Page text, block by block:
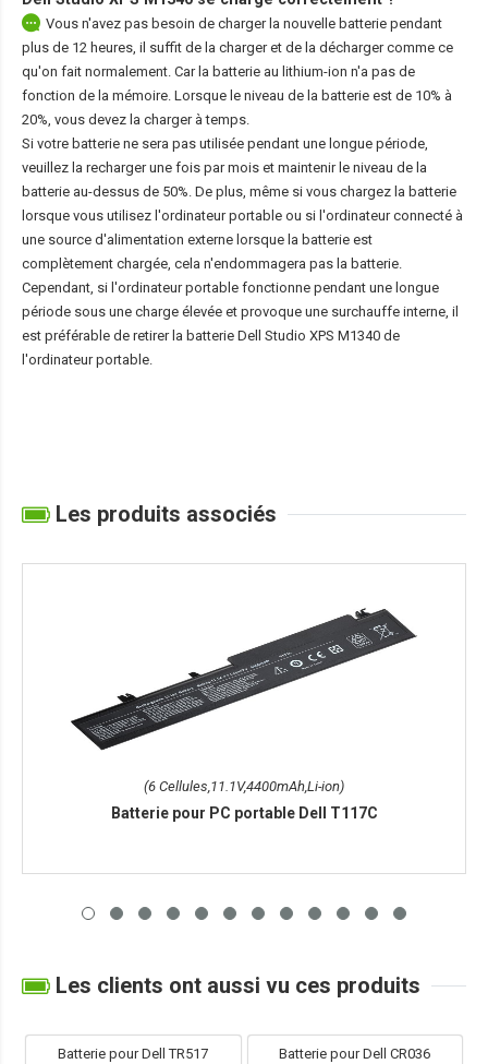
Vous n'avez pas besoin de charger la nouvelle batterie pendant
plus de 12 heures, il suffit de la charger et de la décharger comme ce
qu'on fait normalement. Car la batterie au lithium-ion n'a pas de
fonction de la mémoire. Lorsque le niveau de la batterie est de 10% à
20%, vous devez la charger à temps.
Si votre batterie ne sera pas utilisée pendant une longue période,
veuillez la recharger une fois par mois et maintenir le niveau de la
batterie au-dessus de 50%. De plus, même si vous chargez la batterie
lorsque vous utilisez l'ordinateur portable ou si l'ordinateur connecté à
une source d'alimentation externe lorsque la batterie est
complètement chargée, cela n'endommagera pas la batterie.
Cependant, si l'ordinateur portable fonctionne pendant une longue
période sous une charge élevée et provoque une surchauffe interne, il
est préférable de retirer la batterie Dell Studio XPS M1340 de
l'ordinateur portable.
Les produits associés
(6 Cellules,11.1V,4400mAh,Li-ion)
Batterie pour PC portable Dell T117C
Les clients ont aussi vu ces produits
Batterie pour Dell TR517 Batterie pour Dell CR036